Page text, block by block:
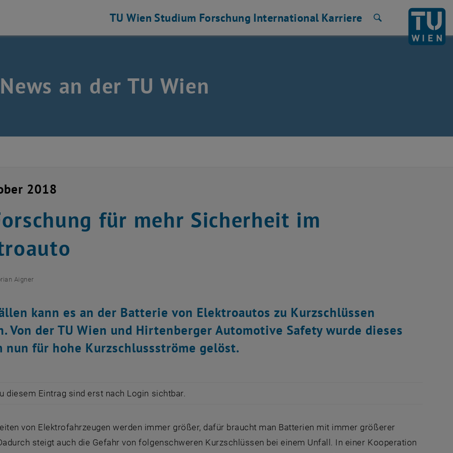
TU Wien Studium Forschung International Karriere
an der TU Wien
2018
für mehr Sicherheit im
Aigner
kann es an der Batterie von Elektroautos zu Kurzschlüssen
Von der TU Wien und Hirtenberger Automotive Safety wurde dieses
nun für hohe Kurzschlussströme gelöst.
diesem Eintrag sind erst nach Login sichtbar.
von Elektrofahrzeugen werden immer größer, dafür braucht man Batterien mit immer größerer
steigt auch die Gefahr von folgenschweren Kurzschlüssen bei einem Unfall. In einer Kooperation